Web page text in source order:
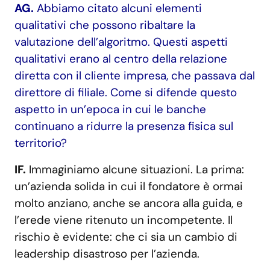
AG. Abbiamo citato alcuni elementi
qualitativi che possono ribaltare la
valutazione dell’algoritmo. Questi aspetti
qualitativi erano al centro della relazione
diretta con il cliente impresa, che passava dal
direttore di filiale. Come si difende questo
aspetto in un’epoca in cui le banche
continuano a ridurre la presenza fisica sul
territorio?
IF. Immaginiamo alcune situazioni. La prima:
un’azienda solida in cui il fondatore è ormai
molto anziano, anche se ancora alla guida, e
l’erede viene ritenuto un incompetente. Il
rischio è evidente: che ci sia un cambio di
leadership disastroso per l’azienda.